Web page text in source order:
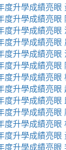
升學成績亮眼
升學成績亮眼
升學成績亮眼
升學成績亮眼
升學成績亮眼
升學成績亮眼
升學成績亮眼
升學成績亮眼
升學成績亮眼
升學成績亮眼
升學成績亮眼
升學成績亮眼
升學成績亮眼